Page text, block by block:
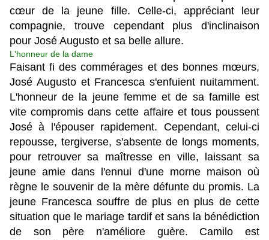
cœur de la jeune fille. Celle-ci, appréciant leur
compagnie, trouve cependant plus d'inclinaison
pour José Augusto et sa belle allure.
L'honneur de la dame
Faisant fi des commérages et des bonnes mœurs,
José Augusto et Francesca s'enfuient nuitamment.
L'honneur de la jeune femme et de sa famille est
vite compromis dans cette affaire et tous poussent
José à l'épouser rapidement. Cependant, celui-ci
repousse, tergiverse, s'absente de longs moments,
pour retrouver sa maîtresse en ville, laissant sa
jeune amie dans l'ennui d'une morne maison où
règne le souvenir de la mère défunte du promis. La
jeune Francesca souffre de plus en plus de cette
situation que le mariage tardif et sans la bénédiction
de son père n'améliore guère. Camilo est